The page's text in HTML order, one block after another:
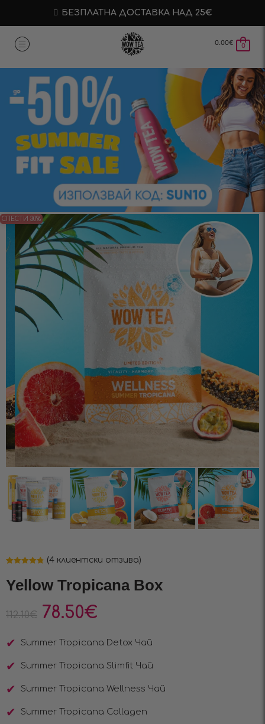
БЕЗПЛАТНА ДОСТАВКА НАД 25€
0.00€ 0
СПЕСТИ 30%
базирано на
потребителски
(4клиентски отзива)
Yellow Tropicana Box
112.10€ 78.50€
Summer Tropicana Detox Чай
Summer Tropicana Slimfit Чай
Summer Tropicana Wellness Чай
Summer Tropicana Collagen